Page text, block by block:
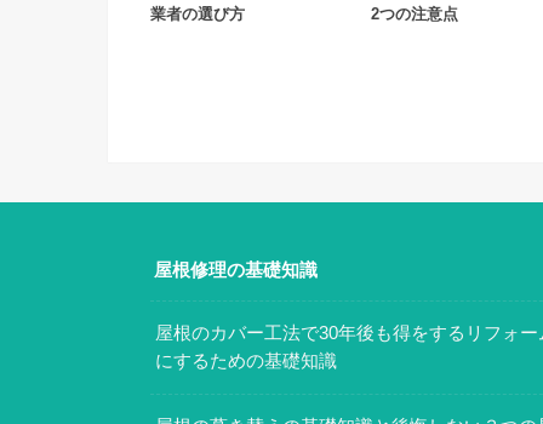
業者の選び方
2つの注意点
屋根修理の基礎知識
屋根のカバー工法で30年後も得をするリフォー
にするための基礎知識